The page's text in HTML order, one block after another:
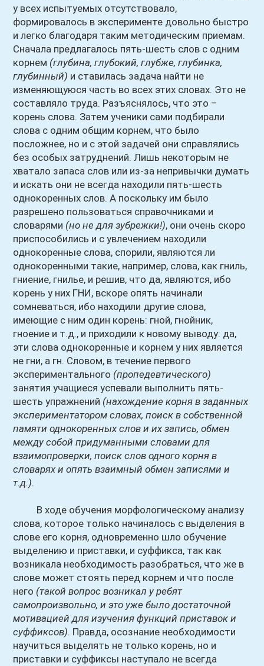
у всех испытуемых отсутствовало,
формировалось в эксперименте довольно быстро
и легко благодаря таким методическим приемам.
Сначала предлагалось пять-шесть слов с одним
корнем (глубина, глубокий, глубже, глубинка,
глубинный) и ставилась задача найти не
изменяющуюся часть во всех этих словах. Это не
составляло труда. Разъяснялось, что это –
корень слова. Затем ученики сами подбирали
слова с одним общим корнем, что было
посложнее, но и с этой задачей они справлялись
без особых затруднений. Лишь некоторым не
хватало запаса слов или из-за непривычки думать
и искать они не всегда находили пять-шесть
однокоренных слов. А поскольку им было
разрешено пользоваться справочниками и
словарями (но не для зубрежки!), они очень скоро
приспособились и с увлечением находили
однокоренные слова, спорили, являются ли
однокоренными такие, например, слова, как гниль,
гниение, гнилье, и решив, что да, являются, ибо
корень у них ГНИ, вскоре опять начинали
сомневаться, ибо находили другие слова,
имеющие с ним один корень: гной, гнойник,
гноение и т.д., и приходили к новому выводу: да,
эти слова однокоренные и корнем у них является
не гни, а гн. Словом, в течение первого
экспериментального (пропедевтического)
занятия учащиеся успевали выполнить пять-
шесть упражнений (нахождение корня в заданных
экспериментатором словах, поиск в собственной
памяти однокоренных слов и их запись, обмен
между собой придуманными словами для
взаимопроверки, поиск слов одного корня в
словарях и опять взаимный обмен записями и
т.д.).
В ходе обучения морфологическому анализу
слова, которое только начиналось с выделения в
слове его корня, одновременно шло обучение
выделению и приставки, и суффикса, так как
возникала необходимость разобраться, что же в
слове может стоять перед корнем и что после
него (такой вопрос возникал у ребят
самопроизвольно, и это уже было достаточной
мотивацией для изучения функций приставок и
суффиксов). Правда, осознание необходимости
научиться выделять не только корень, но и
приставки и суффиксы наступало не всегда